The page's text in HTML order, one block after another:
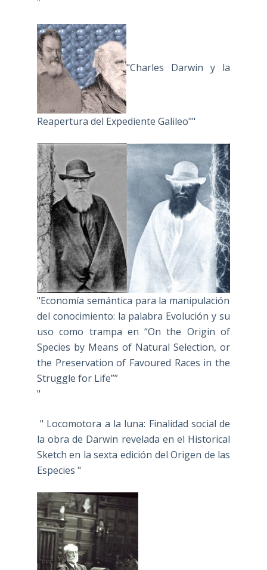
"Charles Darwin y la
Reapertura del Expediente Galileo""
"Economía semántica para la manipulación
del conocimiento: la palabra Evolución y su
uso como trampa en “On the Origin of
Species by Means of Natural Selection, or
the Preservation of Favoured Races in the
Struggle for Life””
"
" Locomotora a la luna: Finalidad social de
la obra de Darwin revelada en el Historical
Sketch en la sexta edición del Origen de las
Especies "